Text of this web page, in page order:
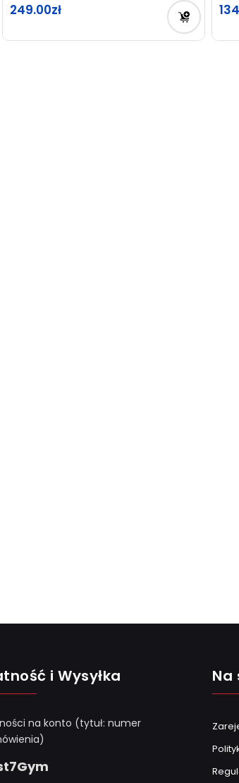
249.00
i Wysyłka
na konto (tytuł: numer
Na